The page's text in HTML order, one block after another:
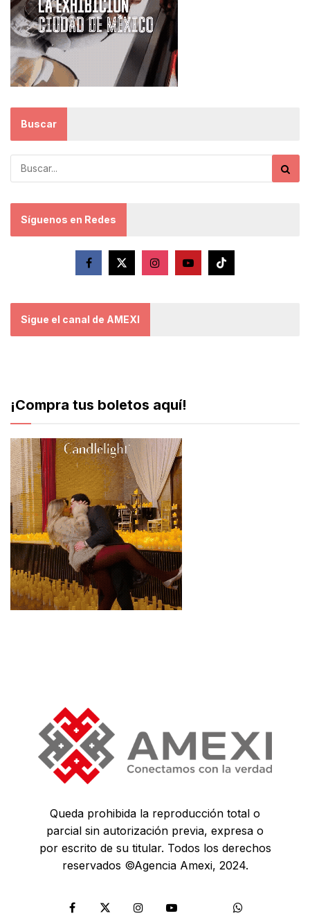
Buscar
Síguenos en Redes
Sigue el canal de AMEXI
¡Compra tus boletos aquí!
Queda prohibida la reproducción total o
parcial sin autorización previa, expresa o
por escrito de su titular. Todos los derechos
reservados ©Agencia Amexi, 2024.